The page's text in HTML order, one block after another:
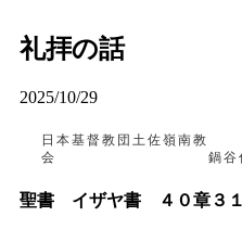
礼拝の話
2025/10/29
日本基督教団土佐嶺南教
会 鍋谷仁志
聖書 イザヤ書 ４０章３